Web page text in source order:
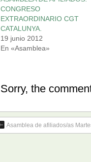
CONGRESO
EXTRAORDINARIO CGT
CATALUNYA.
19 junio 2012
En «Asamblea»
Sorry, the
Asamblea de afiliados/as